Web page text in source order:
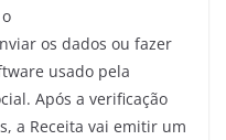
os dados ou fazer
usado pela
Após a verificação
a Receita vai emitir um